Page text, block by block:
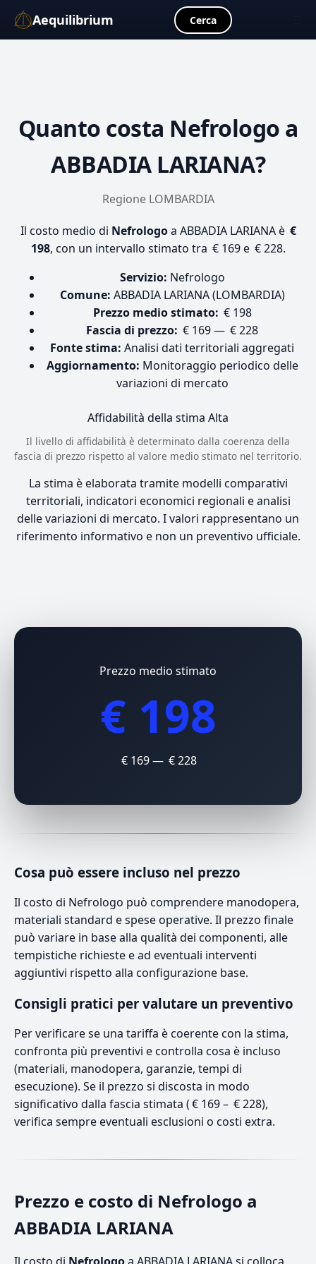
Aequilibrium Cerca
Quanto costa Nefrologo a
ABBADIA LARIANA?
Regione LOMBARDIA
Il costo medio di Nefrologoa ABBADIA LARIANA è €
198, con un intervallo stimato tra € 169 e € 228.
Servizio: Nefrologo
Comune: ABBADIA LARIANA (LOMBARDIA)
Prezzo medio stimato: € 198
Fascia di prezzo: € 169 — € 228
Fonte stima: Analisi dati territoriali aggregati
Aggiornamento: Monitoraggio periodico delle
variazioni di mercato
Affidabilità della stima Alta
Il livello di affidabilità è determinato dalla coerenza della
fascia di prezzo rispetto al valore medio stimato nel territorio.
La stima è elaborata tramite modelli comparativi
territoriali, indicatori economici regionali e analisi
delle variazioni di mercato. I valori rappresentano un
riferimento informativo e non un preventivo ufficiale.
Prezzo medio stimato
€ 198
€ 169 — € 228
Cosa può essere incluso nel prezzo
Il costo di Nefrologo può comprendere manodopera,
materiali standard e spese operative. Il prezzo finale
può variare in base alla qualità dei componenti, alle
tempistiche richieste e ad eventuali interventi
aggiuntivi rispetto alla configurazione base.
Consigli pratici per valutare un preventivo
Per verificare se una tariffa è coerente con la stima,
confronta più preventivi e controlla cosa è incluso
(materiali, manodopera, garanzie, tempi di
esecuzione). Se il prezzo si discosta in modo
significativo dalla fascia stimata ( € 169 – € 228),
verifica sempre eventuali esclusioni o costi extra.
Prezzo e costo di Nefrologo a
ABBADIA LARIANA
Il costo di Nefrologoa ABBADIA LARIANA si colloca